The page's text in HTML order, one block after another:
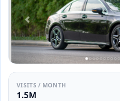
VISITS / MONTH
1.5M